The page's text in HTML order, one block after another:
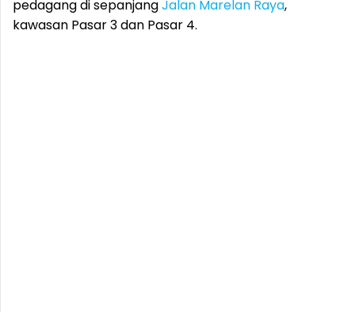
pedagang di sepanjangJalan Marelan Raya,
kawasan Pasar 3 dan Pasar 4.